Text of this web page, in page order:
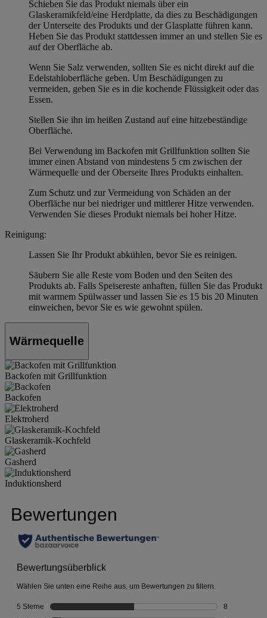
Schieben Sie das Produkt niemals über ein
Glaskeramikfeld/eine Herdplatte, da dies zu Beschädigungen
der Unterseite des Produkts und der Glasplatte führen kann.
Heben Sie das Produkt stattdessen immer an und stellen Sie es
auf der Oberfläche ab.
Wenn Sie Salz verwenden, sollten Sie es nicht direkt auf die
Edelstahloberfläche geben. Um Beschädigungen zu
vermeiden, geben Sie es in die kochende Flüssigkeit oder das
Essen.
Stellen Sie ihn im heißen Zustand auf eine hitzebeständige
Oberfläche.
Bei Verwendung im Backofen mit Grillfunktion sollten Sie
immer einen Abstand von mindestens 5 cm zwischen der
Wärmequelle und der Oberseite Ihres Produkts einhalten.
Zum Schutz und zur Vermeidung von Schäden an der
Oberfläche nur bei niedriger und mittlerer Hitze verwenden.
Verwenden Sie dieses Produkt niemals bei hoher Hitze.
Reinigung:
Lassen Sie Ihr Produkt abkühlen, bevor Sie es reinigen.
Säubern Sie alle Reste vom Boden und den Seiten des
Produkts ab. Falls Speisereste anhaften, füllen Sie das Produkt
mit warmem Spülwasser und lassen Sie es 15 bis 20 Minuten
einweichen, bevor Sie es wie gewohnt spülen.
Wärmequelle
Backofen mit Grillfunktion
Backofen
Elektroherd
Glaskeramik-Kochfeld
Gasherd
Induktionsherd